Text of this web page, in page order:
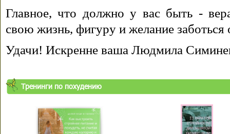
Главное, что должно у вас быть -
свою жизнь, фигуру и желание заботься
Удачи! Искренне ваша Людмила
Тренинги по похудению